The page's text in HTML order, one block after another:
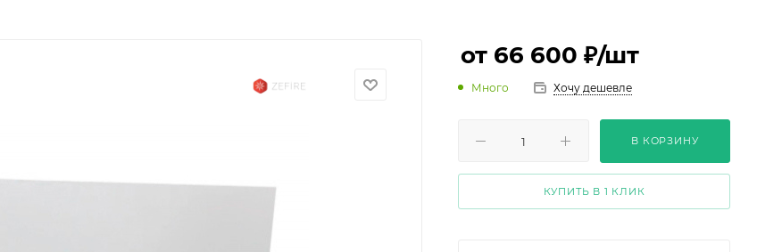
от 66 600 ₽/шт
Много Хочу дешевле
В КОРЗИНУ
КУПИТЬ В 1 КЛИК